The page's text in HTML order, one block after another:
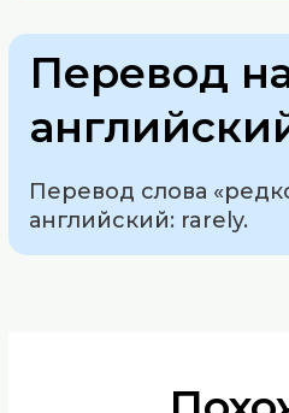
Перевод
Перевод слова
английский: rarely.